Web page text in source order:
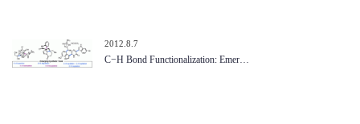
2012.8.7
C−H Bond Functionalization: Emer…